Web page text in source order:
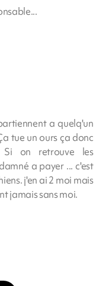
a quelq'un
tue un ours ça donc
on retrouve les
a payer ... c'est
j'en ai 2 moi mais
jamais sans moi.